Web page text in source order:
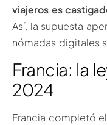
viajeros es
Así, la supuesta
nómadas digitales
Francia: la
2024
Francia completó